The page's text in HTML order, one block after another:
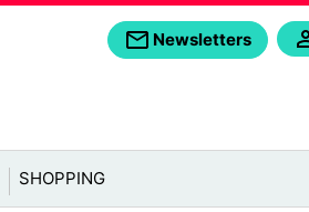
Newsletters
SHOPPING